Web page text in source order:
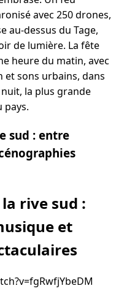
avec 250 drones,
au-dessus du Tage,
de lumière. La fête
heure du matin, avec
sons urbains, dans
la plus grande
pays.
sud : entre
rive sud :
et